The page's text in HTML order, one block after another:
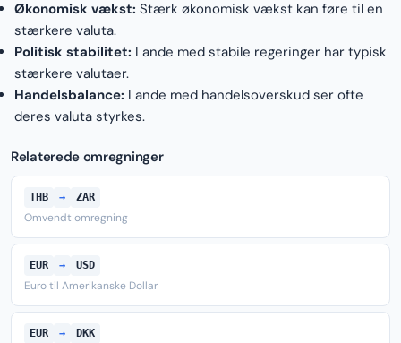
Økonomisk vækst: Stærk økonomisk vækst kan føre til en
stærkere valuta.
Politisk stabilitet: Lande med stabile regeringer har typisk
stærkere valutaer.
Handelsbalance: Lande med handelsoverskud ser ofte
deres valuta styrkes.
Relaterede omregninger
THB → ZAR
Omvendt omregning
EUR → USD
Euro til Amerikanske Dollar
EUR → DKK